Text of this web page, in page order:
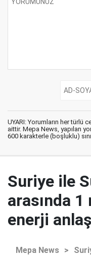
UYARI: Yorumların her türlü
aittir. Mepa News, yapılan
600 karakterle (boşluklu)
Suriye ile
arasında
enerji
Mepa News >